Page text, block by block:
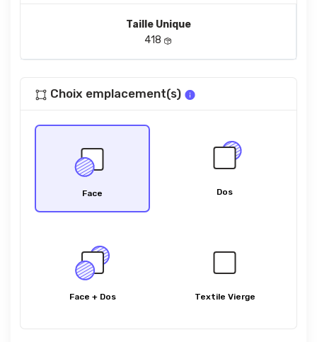
Taille Unique
418
Choix emplacement(s)
Face Dos
Face + Dos Textile Vierge